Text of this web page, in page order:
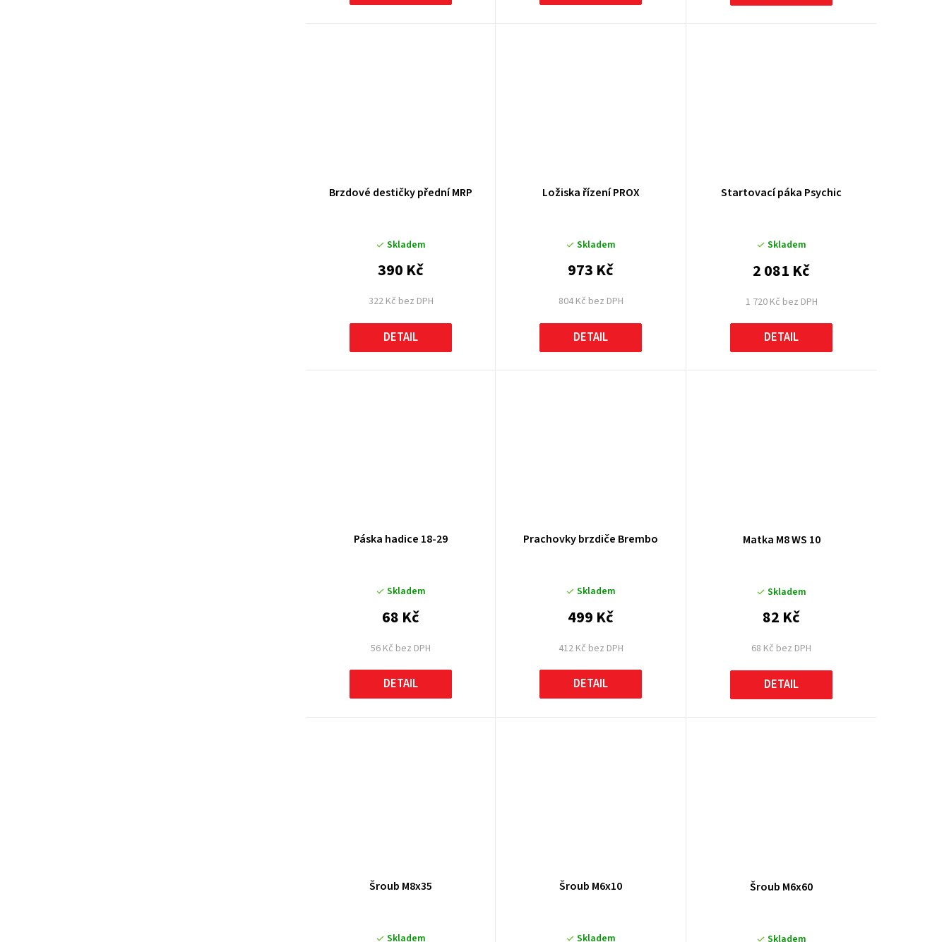
Brzdové destičky přední MRP
Skladem
322 Kč bez DPH
390 Kč
DETAIL
Ložiska řízení PROX
Skladem
804 Kč bez DPH
973 Kč
DETAIL
Startovací páka Psychic
Skladem
1 720 Kč bez DPH
2 081 Kč
DETAIL
Páska hadice 18-29
Skladem
56 Kč bez DPH
68 Kč
DETAIL
Prachovky brzdiče Brembo
Skladem
412 Kč bez DPH
499 Kč
DETAIL
Matka M8 WS 10
Skladem
68 Kč bez DPH
82 Kč
DETAIL
Šroub M8x35
Skladem
Šroub M6x10
Skladem
Šroub M6x60
Skladem